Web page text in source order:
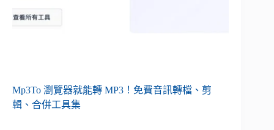
Mp3To 瀏覽器就能轉 MP3！免費音訊轉檔、剪
輯、合併工具集